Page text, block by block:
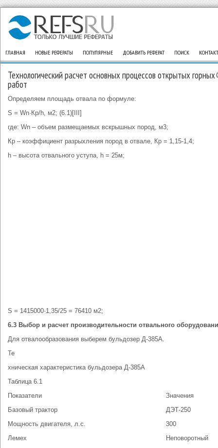
ГЛАВНАЯ НОВЫЕ РЕФЕРАТЫ ПОПУЛЯРНЫЕ ДОБАВИТЬ РЕФЕРАТ ПОИСК
Технологический расчет основных процессов открытых горных
работ
Определяем площадь отвала по формуле:
S = Wn·Кр/h, м2; (6.1)[III]
где: Wn – объем размещаемых вскрышных пород, м3;
Кр – коэффициент разрыхления пород в отвале, Кр = 1,15-1,4;
h – высота отвального уступа, h = 25м;
S = 1415000·1,35/25 = 76410 м2;
6.3 Выбор и расчет производительности отвального
Для отвалообразования выберем бульдозер Д-385А.
Те
хническая характеристика бульдозера Д-385А
Таблица 6.1
Показатели
Значения
Базовый трактор
ДЭТ-250
Мощность двигателя, л.с.
300
Лемех
Неповоротный